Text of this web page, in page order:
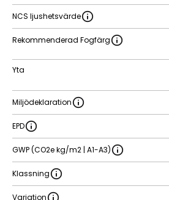
NCS ljushetsvärde
Rekommenderad Fogfärg
Yta
Miljödeklaration
EPD
GWP (CO2e kg/m2 | A1-A3)
Klassning
Variation